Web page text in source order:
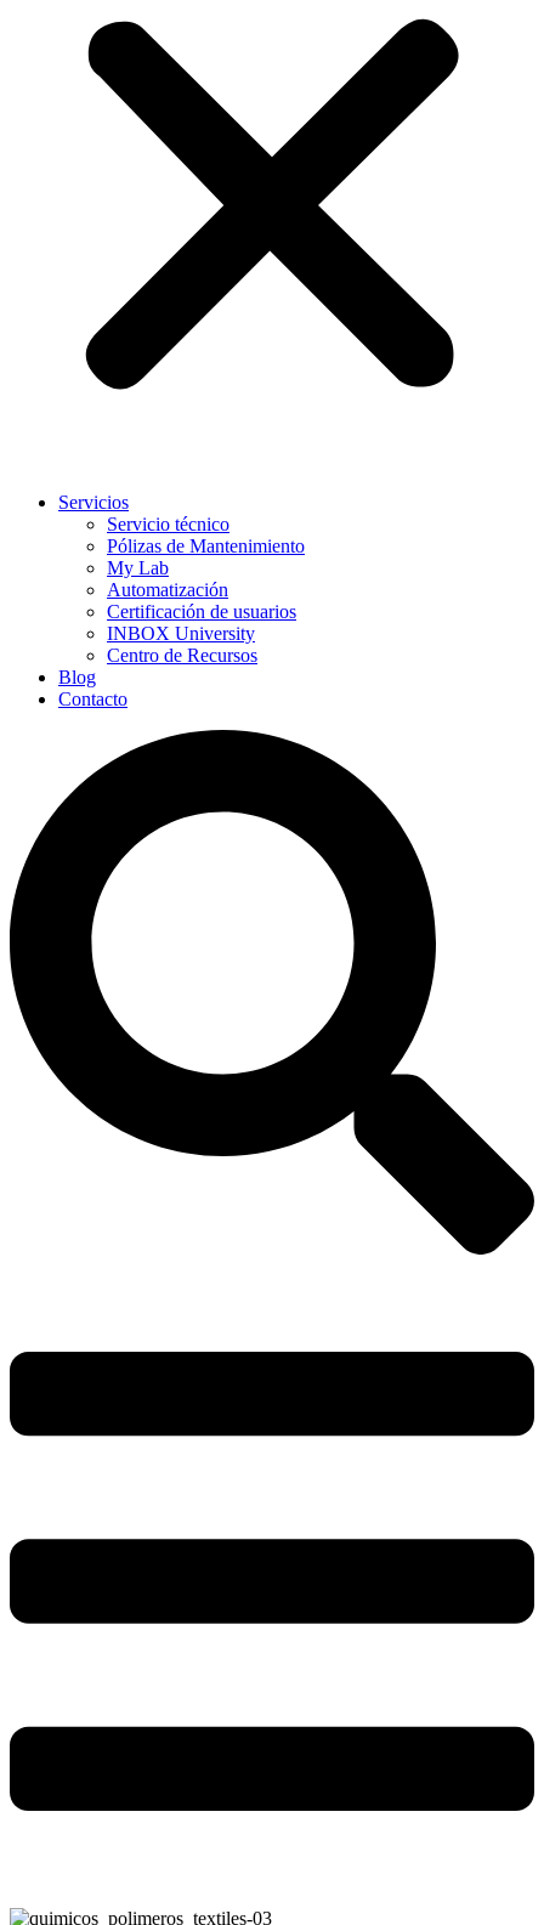
Servicios
Servicio técnico
Pólizas de Mantenimiento
My Lab
Automatización
Certificación de usuarios
INBOX University
Centro de Recursos
Blog
Contacto